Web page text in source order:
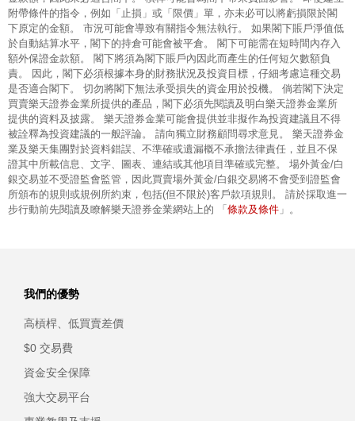
附帶條件的指令，例如「止損」或「限價」單，亦未必可以將虧損限於閣
下原定的金額。 市況可能會導致有關指令無法執行。 如果閣下賬戶淨值低
於自動結算水平，閣下的持倉可能會被平倉。 閣下可能需在短時間內存入
額外保證金款額。 閣下將須為閣下賬戶內因此而產生的任何短欠數額負
責。 因此，閣下必須根據本身的財務狀況及投資目標，仔細考慮這種交易
是否適合閣下。 切勿將閣下無法承受損失的資金用於投機。 倘若閣下決定
買賣樂天證券金業所提供的產品，閣下必須先閱讀及明白樂天證券金業所
提供的資料及披露。 樂天證券金業可能會提供並非擬作為投資建議且不得
被詮釋為投資建議的一般評論。 請向獨立財務顧問尋求意見。 樂天證券金
業及樂天集團對於資料錯誤、不準確或遺漏概不承擔法律責任，並且不保
證其中所載信息、文字、圖表、連結或其他項目準確或完整。 場外黃金/白
銀交易並不受證監會監管，因此買賣場外黃金/白銀交易將不會受到證監會
所頒布的規則或規例所約束，包括(但不限於)客戶款項規則。 請於採取進一
步行動前先閱讀及瞭解樂天證券金業網站上的 「 條款及條件 」。
我們的優勢
高槓桿、低買賣差價
$0 交易費
資金安全保障
強大交易平台